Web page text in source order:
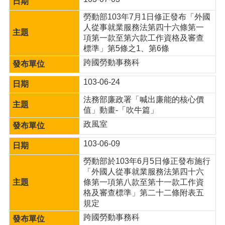
安
政
策
隱
私
權
政
策
政
府
站
開
放
勞動部103年7月1日修正發布「外國
人從事就業服務法第四十六條第一
項第一款至第六款工作資格及審查
標準」第5條之1、第6條
跨國勞動事務科
103-06-24
法務部廉政署「喊出廉能的核心價
值」動畫-「吹牛篇」
政風室
103-06-09
勞動部於103年6月5日修正發布施行
「外國人從事就業服務法第四十六
條第一項第八款至第十一款工作資
格及審查標準」第二十二條附表五
規定
跨國勞動事務科